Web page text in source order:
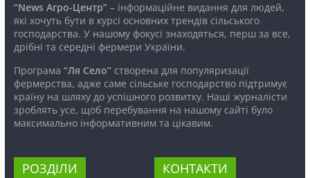
“News Агро-Центр”– інформаційне видання для людей,
які хочуть бути в курсі основних трендів сільського
господарства. У нашому фокусі знаходяться, перш за все,
дрібні та середні фермери України.
Програма “Ля Село”створена для популяризації
фермерства, адже саме сільське господарство підтримує
країну на шляху до успішного розвитку. Наші журналісти
зроблять усе, щоб перебування на нашому сайті було
максимально інформативним та цікавим.
РОЗДІЛИ КОНТАКТИ